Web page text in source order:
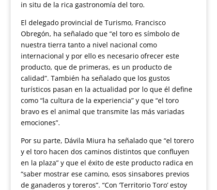
in situ de la rica gastronomía del toro.
El delegado provincial de Turismo, Francisco
Obregón, ha señalado que “el toro es símbolo de
nuestra tierra tanto a nivel nacional como
internacional y por ello es necesario ofrecer este
producto, que de primeras, es un producto de
calidad”. También ha señalado que los gustos
turísticos pasan en la actualidad por lo que él define
como “la cultura de la experiencia” y que “el toro
bravo es el animal que transmite las más variadas
emociones”.
Por su parte, Dávila Miura ha señalado que “el torero
y el toro hacen dos caminos distintos que confluyen
en la plaza” y que el éxito de este producto radica en
“saber mostrar ese camino, esos sinsabores previos
de ganaderos y toreros”. “Con ‘Territorio Toro’ estoy